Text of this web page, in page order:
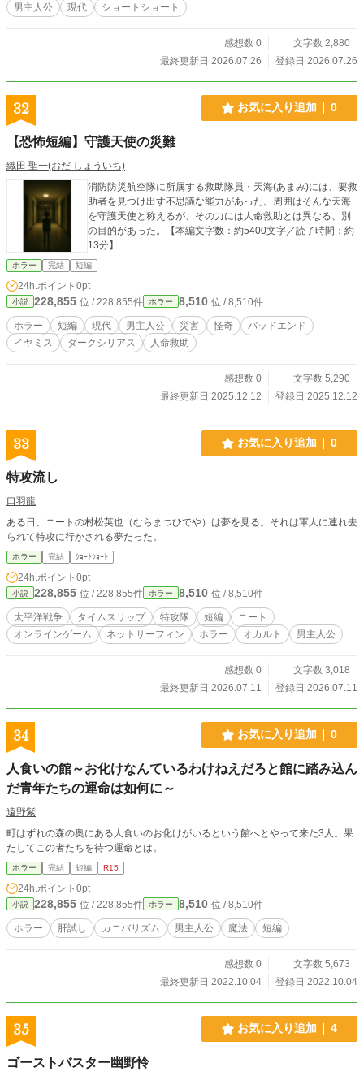
男主人公 現代 ショートショート
感想数 0
文字数 2,880
最終更新日 2026.07.26
登録日 2026.07.26
32 お気に入り追加 0
【恐怖短編】守護天使の災難
織田 聖一(おだ しょういち)
消防防災航空隊に所属する救助隊員・天海(あまみ)には、要救
助者を見つけ出す不思議な能力があった。周囲はそんな天海
を守護天使と称えるが、その力には人命救助とは異なる、別
の目的があった。【本編文字数：約5400文字／読了時間：約
13分】
ホラー 完結 短編
24h.ポイント 0pt
小説 228,855 位 / 228,855件 ホラー 8,510 位 / 8,510件
ホラー 短編 現代 男主人公 災害 怪奇
バッドエンド
イヤミス
ダークシリアス 人命救助
感想数 0
文字数 5,290
最終更新日 2025.12.12
登録日 2025.12.12
33 お気に入り追加 0
特攻流し
口羽龍
ある日、ニートの村松英也（むらまつひでや）は夢を見る。それは軍人に連れ去
られて特攻に行かされる夢だった。
ホラー 完結 ｼｮｰﾄｼｮｰﾄ
24h.ポイント 0pt
小説 228,855 位 / 228,855件 ホラー 8,510 位 / 8,510件
太平洋戦争 タイムスリップ 特攻隊 短編
ニート
オンラインゲーム
ネットサーフィン ホラー オカルト 男主人公
感想数 0
文字数 3,018
最終更新日 2026.07.11
登録日 2026.07.11
34 お気に入り追加 0
人食いの館～お化けなんているわけねえだろと館に踏み込ん
だ青年たちの運命は如何に～
遠野紫
町はずれの森の奥にある人食いのお化けがいるという館へとやって来た3人。果
たしてこの者たちを待つ運命とは。
ホラー 完結 短編 R15
24h.ポイント 0pt
小説 228,855 位 / 228,855件 ホラー 8,510 位 / 8,510件
ホラー 肝試し カニバリズム 男主人公 魔法 短編
感想数 0
文字数 5,673
最終更新日 2022.10.04
登録日 2022.10.04
35 お気に入り追加 4
ゴーストバスター幽野怜